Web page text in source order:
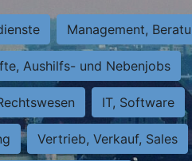
Management,
Aushilfs- und Nebenjobs
IT, Software
Vertrieb, Verkauf, Sales